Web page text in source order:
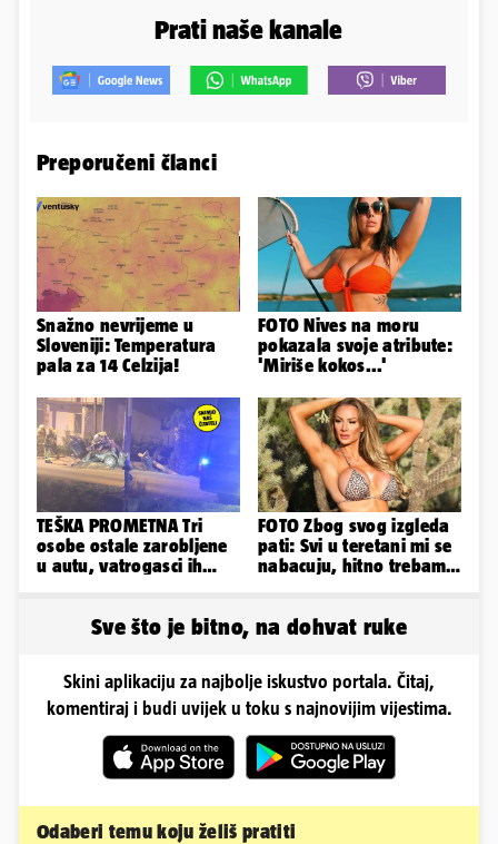
Prati naše kanale
Preporučeni članci
Snažno nevrijeme u
Sloveniji: Temperatura
pala za 14 Celzija!
FOTO Nives na moru
pokazala svoje atribute:
'Miriše kokos...'
TEŠKA PROMETNA Tri
osobe ostale zarobljene
u autu, vatrogasci ih
FOTO Zbog svog izgleda
pati: Svi u teretani mi se
nabacuju, hitno trebam
Sve što je bitno, na dohvat ruke
Skini aplikaciju za najbolje iskustvo portala. Čitaj,
komentiraj i budi uvijek u toku s najnovijim vijestima.
Odaberi temu koju želiš pratiti